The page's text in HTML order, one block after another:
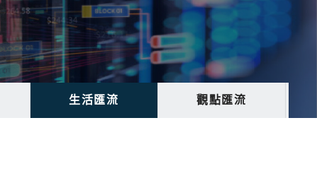
生活匯流 觀點匯流